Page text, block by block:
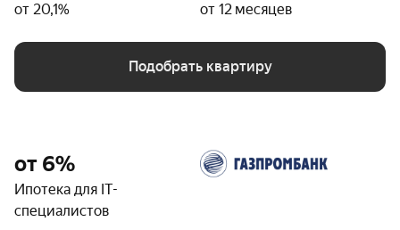
от 20,1%
от 12 месяцев
Подобрать квартиру
от 6%
Ипотека для IT-
специалистов